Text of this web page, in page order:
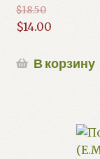
$18.50
составляла
$14.00
цена:В корзину